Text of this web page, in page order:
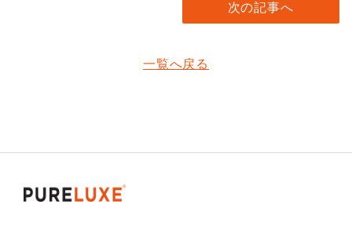
一覧へ戻る
次の記事へ